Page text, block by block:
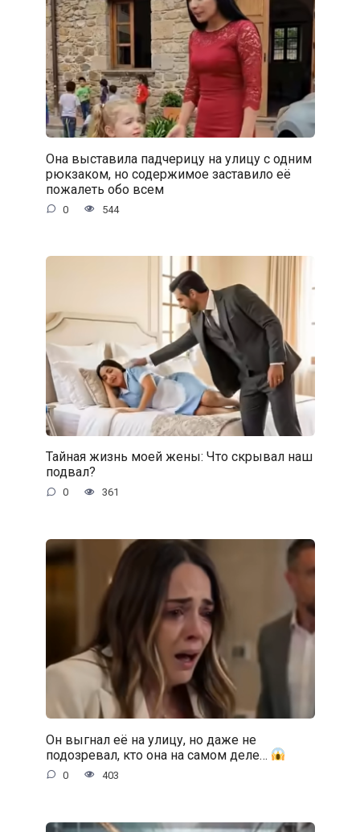
Она выставила падчерицу на улицу с одним
рюкзаком, но содержимое заставило её
пожалеть обо всем
0 544
Тайная жизнь моей жены: Что скрывал наш
подвал?
0 361
Он выгнал её на улицу, но даже не
подозревал, кто она на самом деле…
0 403